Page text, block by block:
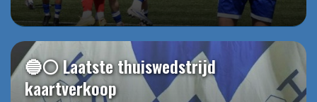
🔵⚪️ Laatste thuiswedstrijd
kaartverkoop